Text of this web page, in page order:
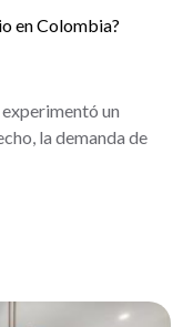
en Colombia?
un
la demanda de